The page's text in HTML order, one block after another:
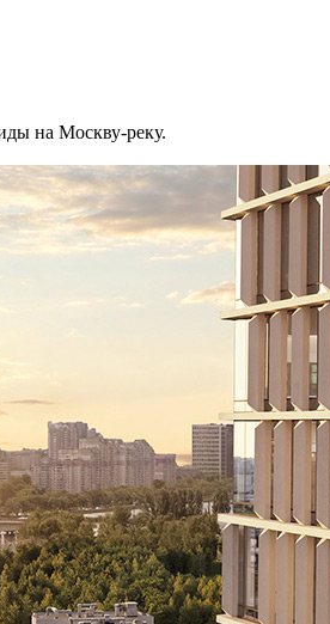
на Москву-реку.